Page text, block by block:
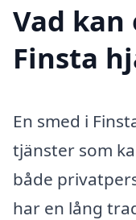
Vad kan
Finsta
En smed i
tjänster som
både
har en lång